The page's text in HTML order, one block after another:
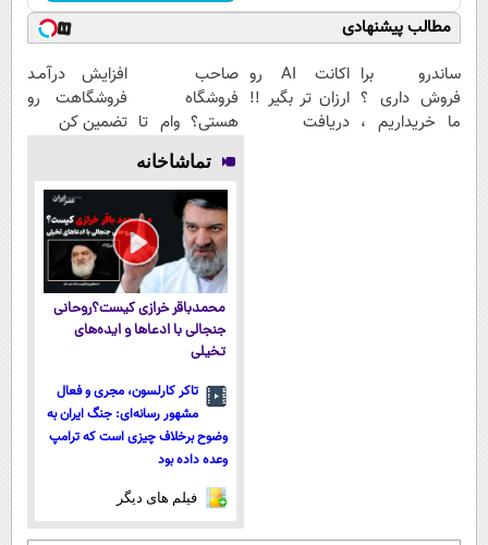
مطالب پیشنهادی
ساندرو برا
فروش داری ؟
ما خریداریم ،
اکانت AI رو
ارزان تر بگیر !!
دریافت
صاحب
فروشگاه
هستی؟ وام تا
۳ میلیارد تومان
بگیر
افزایش درآمـد
فروشگاهت رو
تضمین کن
تماشاخانه
محمدباقر خرازی کیست؟روحانی
جنجالی با ادعاها و ایده‌های
تخیلی
تاکر کارلسون، مجری و فعال
مشهور رسانه‌ای: جنگ ایران به
وضوح برخلاف چیزی است که ترامپ
وعده داده بود
فیلم های دیگر